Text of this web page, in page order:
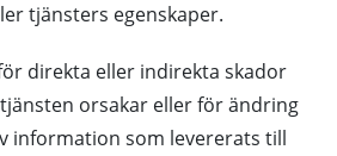
tjänsters egenskaper.
direkta eller indirekta skador
orsakar eller för ändring
information som levererats till